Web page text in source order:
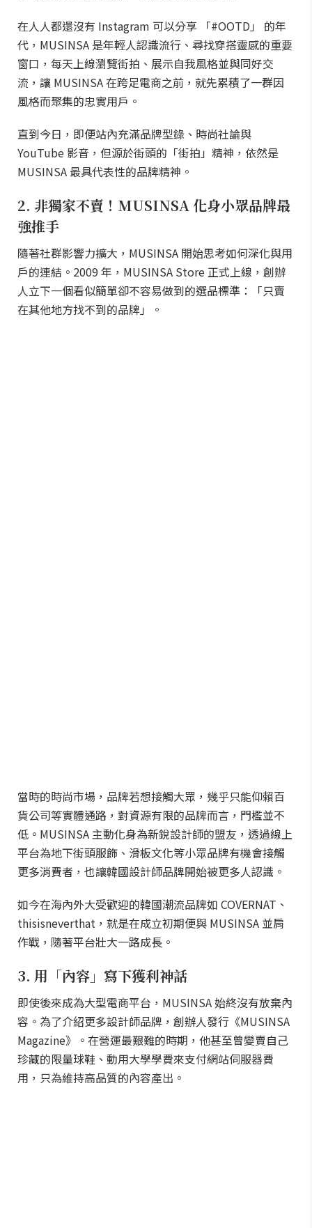
在人人都還沒有 Instagram 可以分享 「#OOTD」 的年
代，MUSINSA 是年輕人認識流行、尋找穿搭靈感的重要
窗口，每天上線瀏覽街拍、展示自我風格並與同好交
流，讓 MUSINSA 在跨足電商之前，就先累積了一群因
風格而聚集的忠實用戶。
直到今日，即便站內充滿品牌型錄、時尚社論與
YouTube 影音，但源於街頭的「街拍」精神，依然是
MUSINSA 最具代表性的品牌精神。
2. 非獨家不賣！MUSINSA 化身小眾品牌最
強推手
隨著社群影響力擴大，MUSINSA 開始思考如何深化與用
戶的連結。2009 年，MUSINSA Store 正式上線，創辦
人立下一個看似簡單卻不容易做到的選品標準：「只賣
在其他地方找不到的品牌」。
當時的時尚市場，品牌若想接觸大眾，幾乎只能仰賴百
貨公司等實體通路，對資源有限的品牌而言，門檻並不
低。MUSINSA 主動化身為新銳設計師的盟友，透過線上
平台為地下街頭服飾、滑板文化等小眾品牌有機會接觸
更多消費者，也讓韓國設計師品牌開始被更多人認識。
如今在海內外大受歡迎的韓國潮流品牌如 COVERNAT、
thisisneverthat，就是在成立初期便與 MUSINSA 並肩
作戰，隨著平台壯大一路成長。
3. 用「內容」寫下獲利神話
即使後來成為大型電商平台，MUSINSA 始終沒有放棄內
容。為了介紹更多設計師品牌，創辦人發行《MUSINSA
Magazine》。在營運最艱難的時期，他甚至曾變賣自己
珍藏的限量球鞋、動用大學學費來支付網站伺服器費
用，只為維持高品質的內容產出。